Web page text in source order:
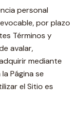
personal
por plazo
Términos y
avalar,
mediante
Página se
el Sitio es